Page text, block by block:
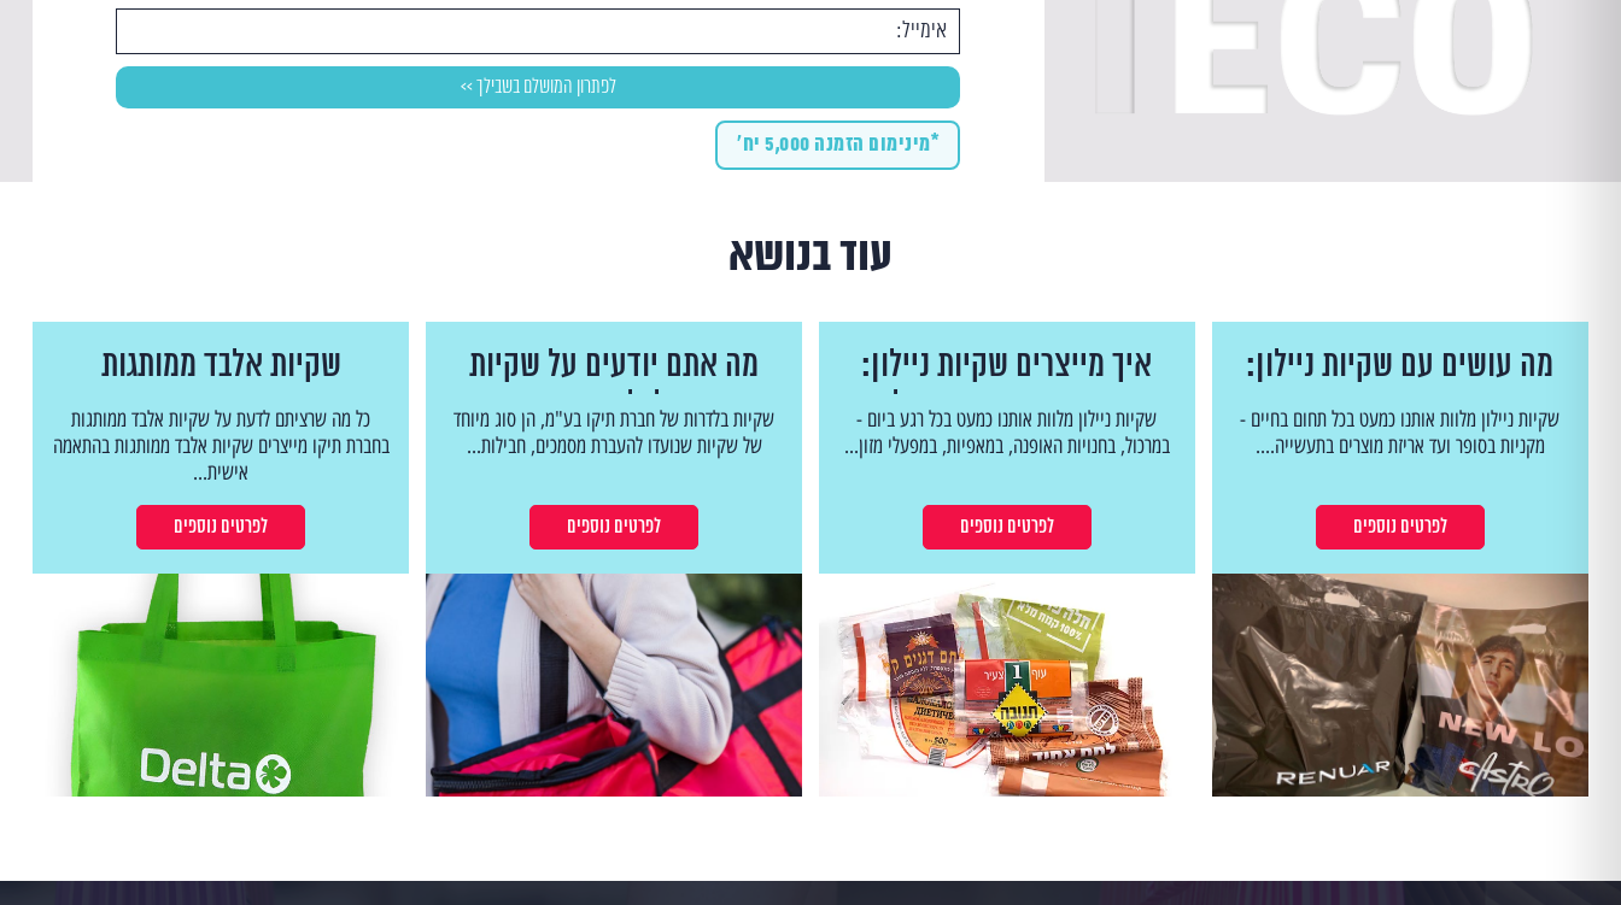
*מינימום הזמנה 5,000 יח'
עוד בנושא
מה עושים עם שקיות ניילון:
שימושים, חדשנות והיבטים
סביבתיים
שקיות ניילון מלוות אותנו כמעט בכל תחום בחיים -
מקניות בסופר ועד אריזת מוצרים בתעשייה....
לפרטים נוספים
איך מייצרים שקיות ניילון:
המדריך המקצועי המלא
שקיות ניילון מלוות אותנו כמעט בכל רגע ביום -
במרכול, בחנויות האופנה, במאפיות, במפעלי מזון...
לפרטים נוספים
מה אתם יודעים על שקיות
לבלדרות?
שקיות בלדרות של חברת תיקו בע"מ, הן סוג מיוחד
של שקיות שנועדו להעברת מסמכים, חבילות...
לפרטים נוספים
שקיות אלבד ממותגות
כל מה שרציתם לדעת על שקיות אלבד ממותגות
בחברת תיקו מייצרים שקיות אלבד ממותגות בהתאמה
אישית...
לפרטים נוספים